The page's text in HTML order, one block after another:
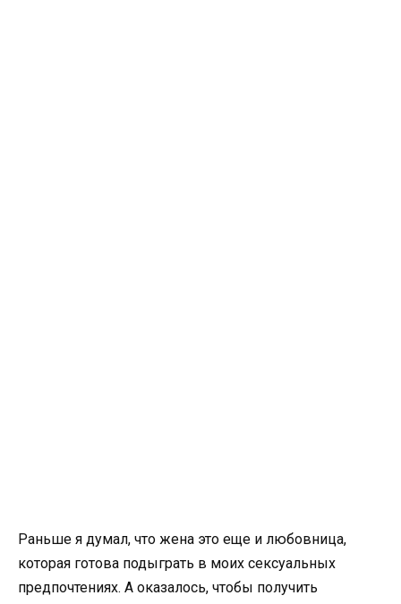
Раньше я думал, что жена это еще и любовница,
которая готова подыграть в моих сексуальных
предпочтениях. А оказалось, чтобы получить